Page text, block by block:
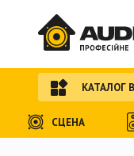
КАТАЛОГ
СЦЕНА